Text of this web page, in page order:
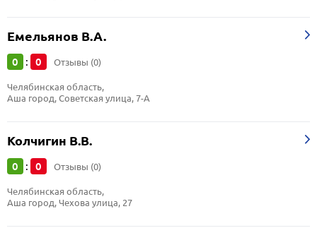
Емельянов В.А.
0 : 0 Отзывы (0)
Челябинская область,
Аша город, Советская улица, 7-А
Колчигин В.В.
0 : 0 Отзывы (0)
Челябинская область,
Аша город, Чехова улица, 27